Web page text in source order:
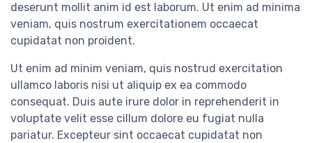
deserunt mollit anim id est laborum. Ut enim ad minima
veniam, quis nostrum exercitationem occaecat
cupidatat non proident.
Ut enim ad minim veniam, quis nostrud exercitation
ullamco laboris nisi ut aliquip ex ea commodo
consequat. Duis aute irure dolor in reprehenderit in
voluptate velit esse cillum dolore eu fugiat nulla
pariatur. Excepteur sint occaecat cupidatat non